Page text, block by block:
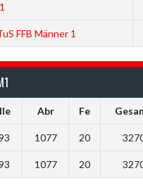
FFB Männer 1
Abr Fe
1077 20
1077 20